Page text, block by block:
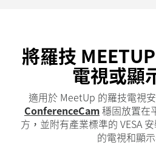
將羅技
電視或顯
適用於 MeetUp 的羅技電視
ConferenceCam穩固放置在
方，並附有產業標準的 VESA
的電視和顯